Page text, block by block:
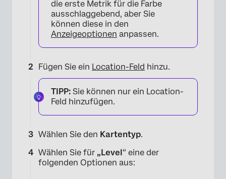
die erste Metrik für die Farbe
ausschlaggebend, aber Sie
können diese in den
Anzeigeoptionen anpassen.
Fügen Sie ein Location-Feld hinzu.
TIPP: Sie können nur ein Location-
Feld hinzufügen.
Wählen Sie den Kartentyp.
Wählen Sie für „Level“ eine der
folgenden Optionen aus: